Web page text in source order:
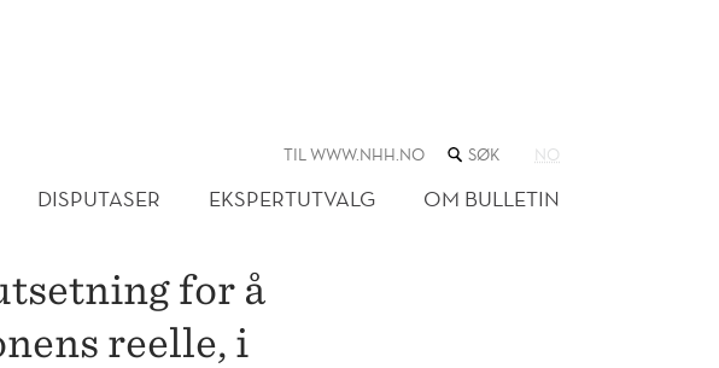
TIL WWW.NHH.NO SØK
NETTSTEDET
NO
DISPUTASER EKSPERTUTVALG OM BULLETIN
for å
reelle, i